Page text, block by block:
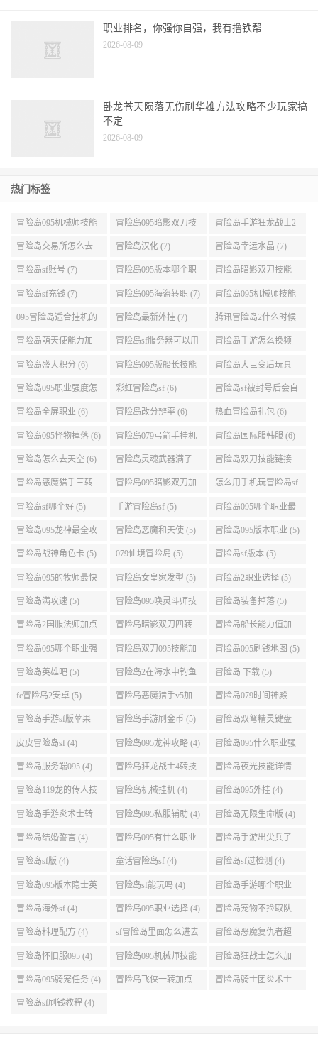
2026-08-09
冒险岛095机械师技能
展示 (9) 能加点 (9) 转 (9)
冒险岛交易所怎么去
(8)
冒险岛汉化 (7) 冒险岛幸运水晶 (7)
冒险岛sf账号 (7) 冒险岛095版本哪个职
业段数高些 (7)
冒险岛暗影双刀技能
加点095版本 (7)
冒险岛sf充钱 (7) 冒险岛095海盗转职 (7) 冒险岛095机械师技能
演示 (7)
095冒险岛适合挂机的
地图 (7)
冒险岛最新外挂 (7) 腾讯冒险岛2什么时候
公测 (7)
冒险岛萌天使能力加
点 (6)
冒险岛sf服务器可以用
自己电脑 (6)
冒险岛手游怎么换频
道 (6)
冒险岛盛大积分 (6) 冒险岛095版船长技能
介绍 (6)
冒险岛大巨变后玩具
城组队任务 (6)
冒险岛095职业强度怎
么选 (6)
彩虹冒险岛sf (6) 冒险岛sf被封号后会自
动关闭电脑 (6)
冒险岛全屏职业 (6) 冒险岛改分辨率 (6) 热血冒险岛礼包 (6)
冒险岛095怪物掉落 (6) 冒险岛079弓箭手挂机
升级的地方 (6)
冒险岛国际服韩服 (6)
冒险岛怎么去天空 (6) 冒险岛灵魂武器满了
(6)
冒险岛双刀技能链接
(5)
冒险岛恶魔猎手三转
技能加点顺序 (5)
冒险岛095暗影双刀加
点 (5)
怎么用手机玩冒险岛sf
(5)
冒险岛sf哪个好 (5) 手游冒险岛sf (5) 冒险岛095哪个职业最
好 (5)
冒险岛095龙神最全攻
略 (5)
冒险岛恶魔和天使 (5) 冒险岛095版本职业 (5)
冒险岛战神角色卡 (5) 079仙境冒险岛 (5) 冒险岛sf版本 (5)
冒险岛095的牧师最快
升级路线 (5)
冒险岛女皇家发型 (5) 冒险岛2职业选择 (5)
冒险岛满攻速 (5) 冒险岛095唤灵斗师技
能介绍 (5)
冒险岛装备掉落 (5)
冒险岛2国服法师加点
(5)
冒险岛暗影双刀四转
任务 (5)
冒险岛船长能力值加
点 (5)
冒险岛095哪个职业强
势 (5)
冒险岛双刀095技能加
点 (5)
冒险岛095刷钱地图 (5)
冒险岛英雄吧 (5) 冒险岛2在海水中钓鱼
(5)
冒险岛 下载 (5)
fc冒险岛2安卓 (5) 冒险岛恶魔猎手v5加
点 (5)
冒险岛079时间神殿
999任务 (5)
冒险岛手游sf版苹果
(5)
冒险岛手游刷金币 (5) 冒险岛双弩精灵键盘
设置 (5)
皮皮冒险岛sf (4) 冒险岛095龙神攻略 (4) 冒险岛095什么职业强
(4)
冒险岛服务端095 (4) 冒险岛狂龙战士4转技
能加点 (4)
冒险岛夜光技能详情
(4)
冒险岛119龙的传人技
能加点 (4)
冒险岛机械挂机 (4) 冒险岛095外挂 (4)
冒险岛手游炎术士转
职 (4)
冒险岛095私服辅助 (4) 冒险岛无限生命版 (4)
冒险岛结婚誓言 (4) 冒险岛095有什么职业
(4)
冒险岛手游出尖兵了
吗 (4)
冒险岛sf版 (4) 童话冒险岛sf (4) 冒险岛sf过检测 (4)
冒险岛095版本隐士英
雄后期玩哪个好 (4)
冒险岛sf能玩吗 (4) 冒险岛手游哪个职业
厉害 (4)
冒险岛海外sf (4) 冒险岛095职业选择 (4) 冒险岛宠物不捡取队
友的东西 (4)
冒险岛料理配方 (4) sf冒险岛里面怎么进去
打扎昆啊 (4)
冒险岛恶魔复仇者超
级技能 (4)
冒险岛怀旧服095 (4) 冒险岛095机械师技能
(4)
冒险岛狂战士怎么加
点 (4)
冒险岛095骑宠任务 (4) 冒险岛飞侠一转加点
(4)
冒险岛骑士团炎术士
改版技能 (4)
冒险岛sf刷钱教程 (4)